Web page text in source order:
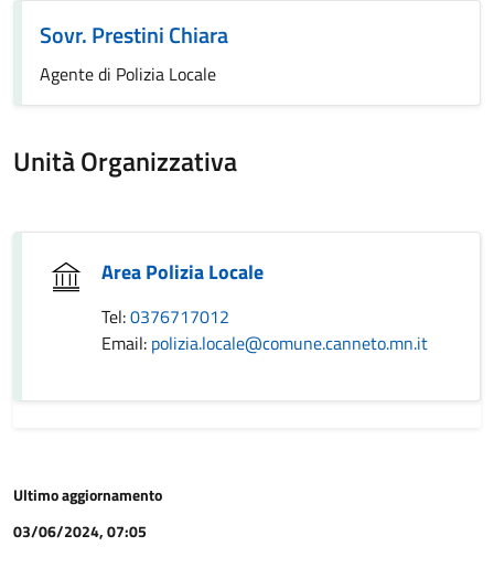
Sovr. Prestini Chiara
Agente di Polizia Locale
Unità Organizzativa
Area Polizia Locale
Tel:0376717012
Email: polizia.locale@comune.canneto.mn.it
Ultimo aggiornamento
03/06/2024, 07:05